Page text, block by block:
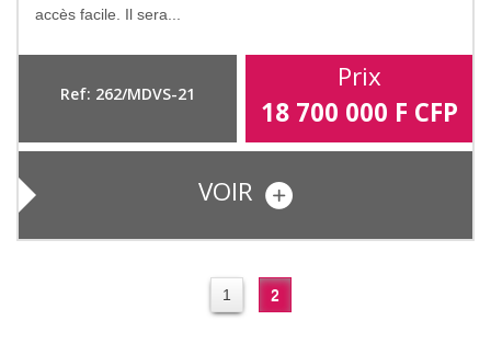
accès facile. Il sera...
Ref: 262/MDVS-21
Prix
18 700 000 F CFP
VOIR
1 2